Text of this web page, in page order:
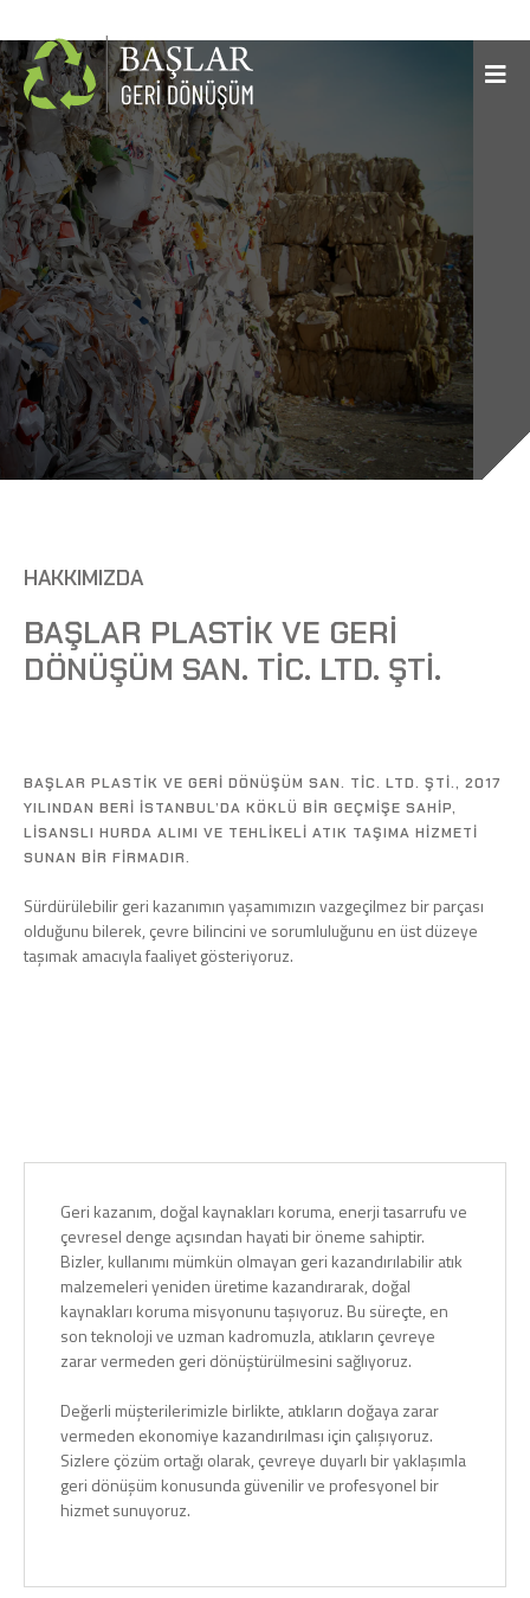
HAKKIMIZDA
BAŞLAR PLASTIK VE GERI
DÖNÜŞÜM SAN. TIC. LTD. ŞTI.
BAŞLAR PLASTIK VE GERI DÖNÜŞÜM SAN. TIC. LTD. ŞTI., 2017
YILINDAN BERI İSTANBUL’DA KÖKLÜ BIR GEÇMIŞE SAHIP,
LISANSLI HURDA ALIMI VE TEHLIKELI ATIK TAŞIMA HIZMETI
SUNAN BIR FIRMADIR.
Sürdürülebilir geri kazanımın yaşamımızın vazgeçilmez bir parçası
olduğunu bilerek, çevre bilincini ve sorumluluğunu en üst düzeye
taşımak amacıyla faaliyet gösteriyoruz.
Geri kazanım, doğal kaynakları koruma, enerji tasarrufu ve
çevresel denge açısından hayati bir öneme sahiptir.
Bizler, kullanımı mümkün olmayan geri kazandırılabilir atık
malzemeleri yeniden üretime kazandırarak, doğal
kaynakları koruma misyonunu taşıyoruz. Bu süreçte, en
son teknoloji ve uzman kadromuzla, atıkların çevreye
zarar vermeden geri dönüştürülmesini sağlıyoruz.
Değerli müşterilerimizle birlikte, atıkların doğaya zarar
vermeden ekonomiye kazandırılması için çalışıyoruz.
Sizlere çözüm ortağı olarak, çevreye duyarlı bir yaklaşımla
geri dönüşüm konusunda güvenilir ve profesyonel bir
hizmet sunuyoruz.